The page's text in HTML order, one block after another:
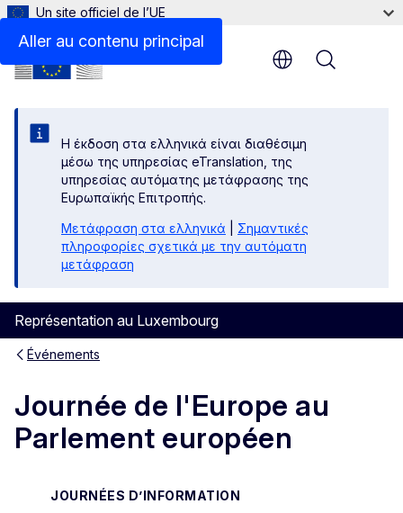
Aller au contenu principal
Un site officiel de l’UE
Η έκδοση στα ελληνικά είναι διαθέσιμη
μέσω της υπηρεσίας eTranslation, της
υπηρεσίας αυτόματης μετάφρασης της
Ευρωπαϊκής Επιτροπής.
Μετάφραση στα ελληνικά
Σημαντικές
πληροφορίες σχετικά με την αυτόματη
μετάφραση
Représentation au Luxembourg
Menu
Événements
Journée de l'Europe au
Parlement européen
JOURNÉES D’INFORMATION